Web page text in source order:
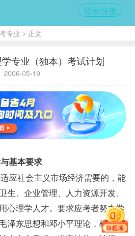
登录/注册
专业 > 正文
专业（独本）考试计划
2006-05-19
基本要求
应社会主义市场经济需要的，能
生、企业管理、人力资源开发、
心理学人才。要求应考者努力学
泽东思想和邓小平理论，树立爱